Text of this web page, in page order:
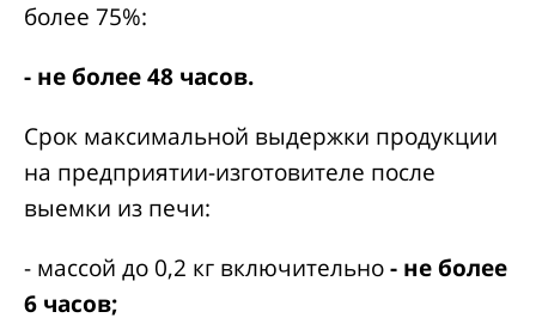
более 75%:
- не более 48 часов.
Срок максимальной выдержки продукции
на предприятии-изготовителе после
выемки из печи:
- массой до 0,2 кг включительно- не более
6 часов;